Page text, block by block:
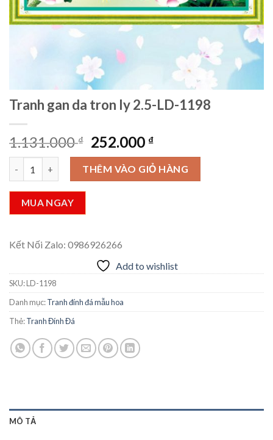
Tranh gan da tron ly 2.5-LD-1198
1.131.000₫ Giá
gốc
là:
1.131.000 ₫.
252.000 ₫Giá
hiện
tại
là:
Tranh gan da tron ly 2.5-LD-1198 số lượng
THÊM VÀO GIỎ HÀNG
MUA NGAY
Kết Nối Zalo: 0986926266
Add to wishlist
SKU:LD-1198
Danh mục:Tranh đính đá mẫu hoa
Thẻ:Tranh Đính Đá
MÔ TẢ